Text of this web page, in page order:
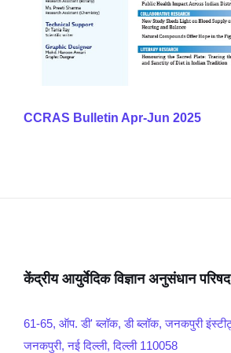
CCRAS Bulletin Apr-Jun 2025
केंद्रीय आयुर्वेदिक विज्ञान अनुसंधान
61-65, ऑप. डी' ब्लॉक, डी ब्लॉक, जनकपुरी
जनकपुरी, नई दिल्ली, दिल्ली 110058